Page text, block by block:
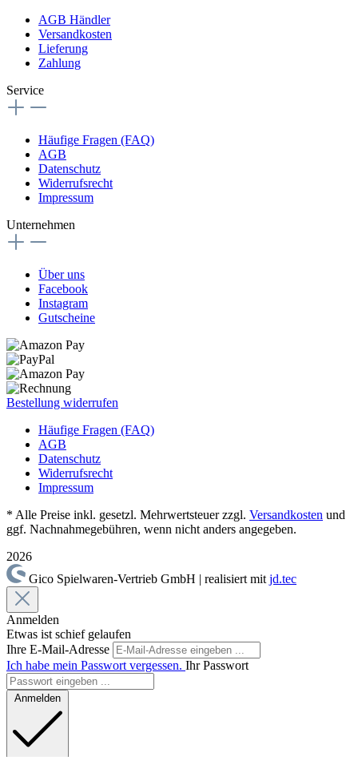
AGB Händler
Versandkosten
Lieferung
Zahlung
Service
Häufige Fragen (FAQ)
AGB
Datenschutz
Widerrufsrecht
Impressum
Unternehmen
Über uns
Facebook
Instagram
Gutscheine
Bestellung widerrufen
Häufige Fragen (FAQ)
AGB
Datenschutz
Widerrufsrecht
Impressum
* Alle Preise inkl. gesetzl. Mehrwertsteuer zzgl. Versandkosten und
ggf. Nachnahmegebühren, wenn nicht anders angegeben.
2026
Gico Spielwaren-Vertrieb GmbH | realisiert mit jd.tec
Anmelden
Etwas ist schief gelaufen
Ihre E-Mail-Adresse
Ich habe mein Passwort vergessen. Ihr Passwort
Anmelden